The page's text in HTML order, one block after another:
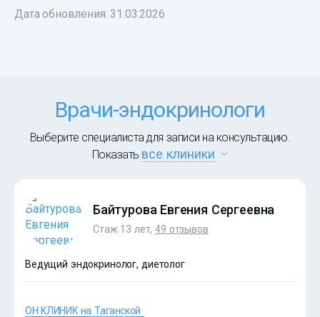
Дата обновления:31.03.2026
Врачи-эндокринологи
Выберите специалиста для записи на консультацию.
Показать все клиники
Байтурова Евгения Сергеевна
Стаж 13 лет,49 отзывов
Ведущий эндокринолог, диетолог
ОН КЛИНИК на Таганской